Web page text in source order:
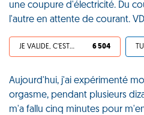
une coupure d'électricité. Du
l'autre en attente de courant.
JE VALIDE, C'EST UNE VDM 6 504
Aujourd'hui, j'ai expérimenté
orgasme, pendant plusieurs
m'a fallu cinq minutes pour